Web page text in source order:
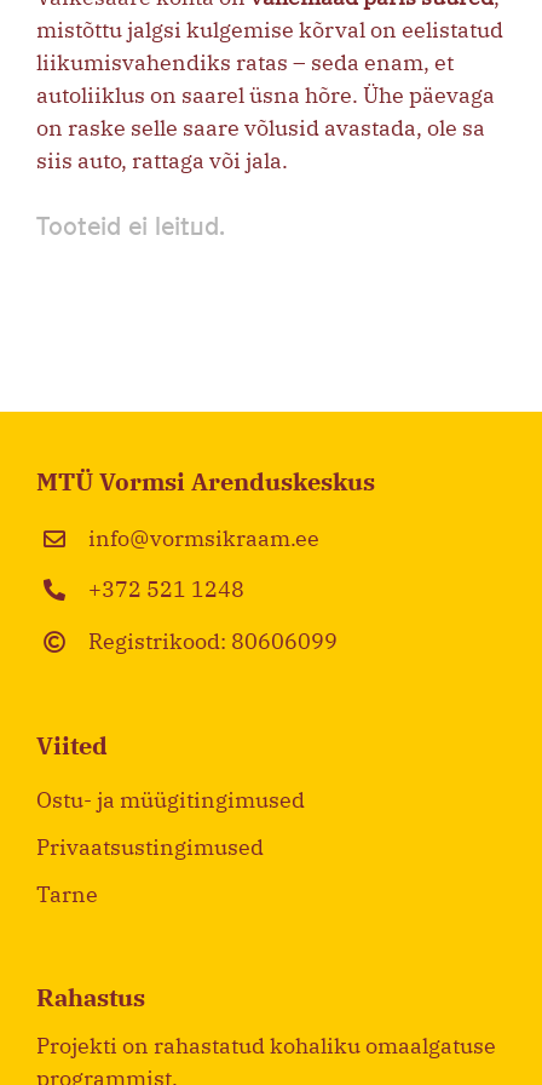
mistõttu jalgsi kulgemise kõrval on eelistatud
liikumisvahendiks ratas – seda enam, et
autoliiklus on saarel üsna hõre. Ühe päevaga
on raske selle saare võlusid avastada, ole sa
siis auto, rattaga või jala.
Tooteid ei leitud.
MTÜ Vormsi Arenduskeskus
info@vormsikraam.ee
+372 521 1248
Registrikood: 80606099
Viited
Ostu- ja müügitingimused
Privaatsustingimused
Tarne
Rahastus
Projekti on rahastatud kohaliku omaalgatuse
programmist.